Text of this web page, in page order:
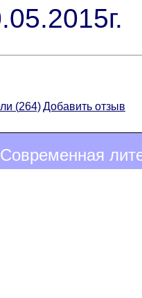
(264)Добавить отзыв
Современная